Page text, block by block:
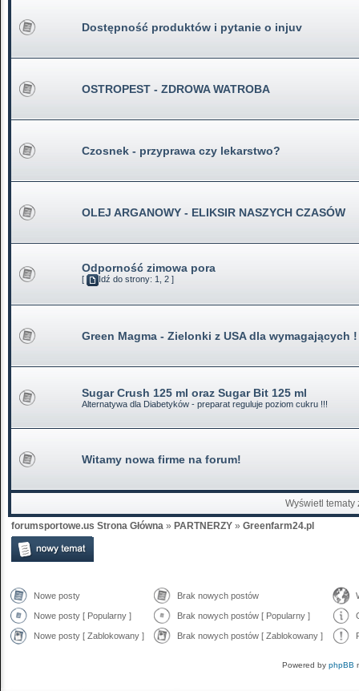
Dostępność produktów i pytanie o injuv
OSTROPEST - ZDROWA WATROBA
Czosnek - przyprawa czy lekarstwo?
OLEJ ARGANOWY - ELIKSIR NASZYCH CZASÓW
Odporność zimowa pora
[ Idź do strony: 1, 2 ]
Green Magma - Zielonki z USA dla wymagających !
Sugar Crush 125 ml oraz Sugar Bit 125 ml
Alternatywa dla Diabetyków - preparat reguluje poziom cukru !!!
Witamy nowa firme na forum!
Wyświetl tematy
forumsportowe.us Strona Główna » PARTNERZY » Greenfarm24.pl
Nowe posty Brak nowych postów
Nowe posty [ Popularny ] Brak nowych postów [ Popularny ]
Nowe posty [ Zablokowany ] Brak nowych postów [ Zablokowany ]
Powered by phpBB